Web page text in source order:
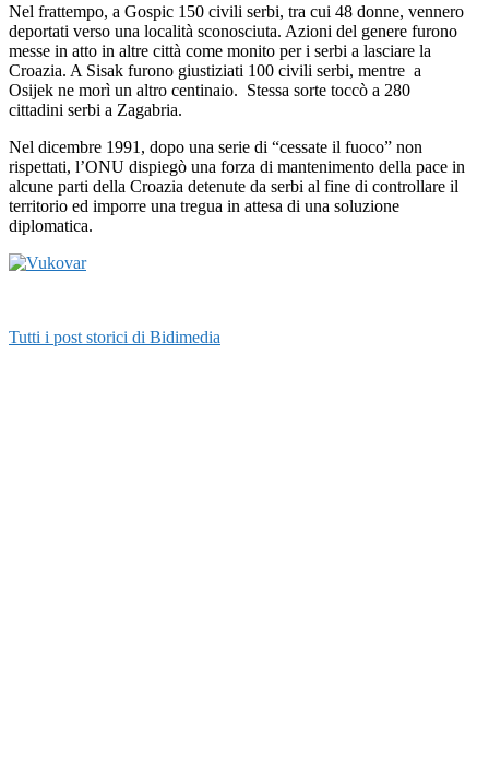
Nel frattempo, a Gospic 150 civili serbi, tra cui 48 donne, vennero
deportati verso una località sconosciuta. Azioni del genere furono
messe in atto in altre città come monito per i serbi a lasciare la
Croazia. A Sisak furono giustiziati 100 civili serbi, mentre a
Osijek ne morì un altro centinaio. Stessa sorte toccò a 280
cittadini serbi a Zagabria.
Nel dicembre 1991, dopo una serie di “cessate il fuoco” non
rispettati, l’ONU dispiegò una forza di mantenimento della pace in
alcune parti della Croazia detenute da serbi al fine di controllare il
territorio ed imporre una tregua in attesa di una soluzione
diplomatica.
Tutti i post storici di Bidimedia